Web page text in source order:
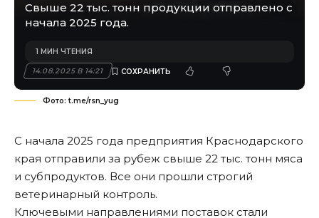
Свыше 22 тыс. тонн продукции отправлено с
начала 2025 года.
14.08.2025 В 14:21
1 МИН ЧТЕНИЯ
Фото: t.me/rsn_yug
С начала 2025 года предприятия Краснодарского
края отправили за рубеж свыше 22 тыс. тонн мяса
и субпродуктов. Все они прошли строгий
ветеринарный контроль.
Ключевыми направлениями поставок стали